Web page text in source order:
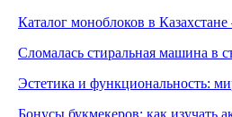
Каталог моноблоков в
Сломалась стиральная машина в
Эстетика и функциональность:
Бонусы букмекеров: как изучать